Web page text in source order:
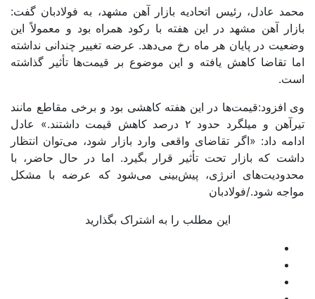
محمد عادل، رئیس اتحادیه بازار آهن مشهد، به فولادبان گفت:
بازار آهن مشهد در این هفته با رکود همراه بود و معمولاً این
وضعیت در پایان هر ماه رخ می‌دهد. عرضه تغییر چندانی نداشته
اما تقاضا کاهش یافته و این موضوع بر قیمت‌ها تأثیر گذاشته
است.
وی افزود:قیمت‌ها در این هفته کاهشی بود و برخی مقاطع مانند
تیرآهن و میلگرد حدود ۲ درصد کاهش قیمت داشتند.» عادل
ادامه داد: «اگر تقاضای واقعی وارد بازار شود، می‌توان انتظار
داشت که بازار تحت تأثیر قرار بگیرد. اما در حال حاضر، با
محدودیت‌های انرژی، پیش‌بینی می‌شود که عرضه با مشکل
مواجه شود./فولادبان
این مطلب را به اشتراک بگذارید